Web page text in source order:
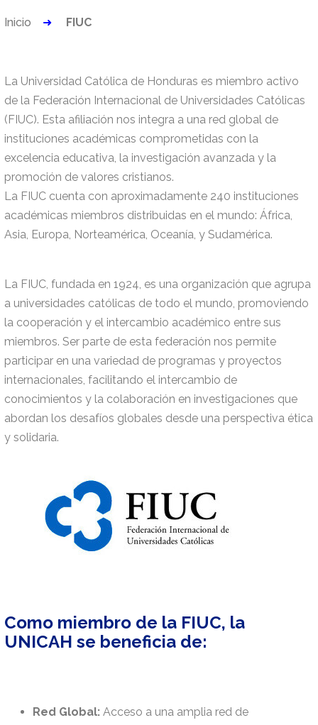
Inicio FIUC
La Universidad Católica de Honduras es miembro activo
de la Federación Internacional de Universidades Católicas
(FIUC). Esta afiliación nos integra a una red global de
instituciones académicas comprometidas con la
excelencia educativa, la investigación avanzada y la
promoción de valores cristianos.
La FIUC cuenta con aproximadamente 240 instituciones
académicas miembros distribuidas en el mundo: África,
Asia, Europa, Norteamérica, Oceanía, y Sudamérica.
La FIUC, fundada en 1924, es una organización que agrupa
a universidades católicas de todo el mundo, promoviendo
la cooperación y el intercambio académico entre sus
miembros. Ser parte de esta federación nos permite
participar en una variedad de programas y proyectos
internacionales, facilitando el intercambio de
conocimientos y la colaboración en investigaciones que
abordan los desafíos globales desde una perspectiva ética
y solidaria.
Como miembro de la FIUC, la
UNICAH se beneficia de:
Red Global: Acceso a una amplia red de